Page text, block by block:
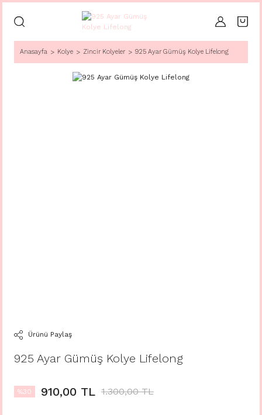
Anasayfa Kolye Zincir Kolyeler 925 Ayar Gümüş Kolye Lifelong
Ürünü Paylaş
925 Ayar Gümüş Kolye Lifelong
%30 910,00 TL 1.300,00 TL